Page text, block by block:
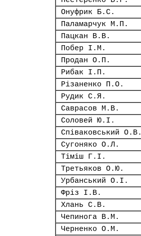
Онуфрик Б.С.
Паламарчук М.П.
Пацкан В.В.
Побер І.М.
Продан О.П.
Рибак І.П.
Різаненко П.О.
Рудик С.Я.
Саврасов М.В.
Соловей Ю.І.
Співаковський О.В.
Сугоняко О.Л.
Тіміш Г.І.
Третьяков О.Ю.
Урбанський О.І.
Фріз І.В.
Хлань С.В.
Чепинога В.М.
Черненко О.М.